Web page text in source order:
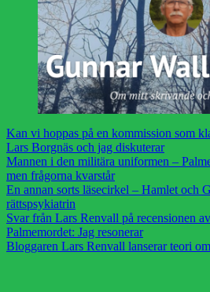
Kan vi hoppas på en kommission som
Lars Borgnäs och jag diskuterar
Mannen i den militära uniformen –
men frågorna kvarstår
En annan sorts läsecirkel – Hamlet och
rättspsykiatrin
Svar från Lars Renvall på recensionen
Palmemordet: Jag resonerar
Bloggaren Lars Renvall lanserar teori